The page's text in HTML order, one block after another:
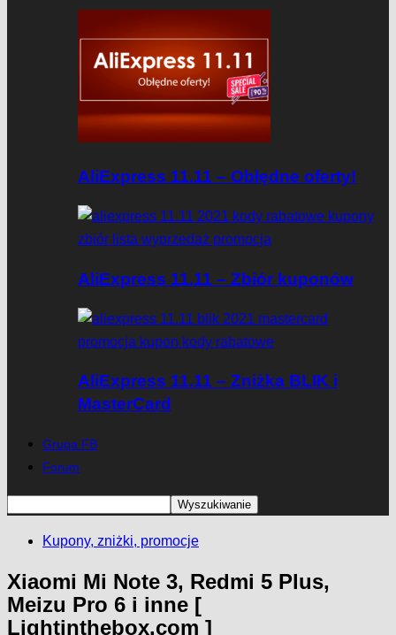
AliExpress 11.11 – Obłędne oferty!
AliExpress 11.11 – Zbiór kuponów
AliExpress 11.11 – Zniżka BLIK i
MasterCard
Grupa FB
Forum
Kupony, zniżki, promocje
Xiaomi Mi Note 3, Redmi 5 Plus,
Meizu Pro 6 i inne [
Lightinthebox.com ]